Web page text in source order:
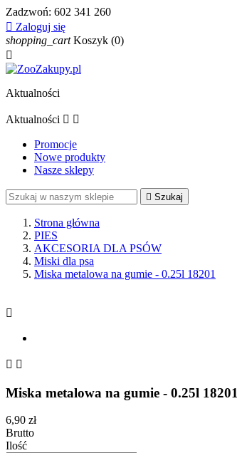
Zadzwoń: 602 341 260
 Zaloguj się
shopping_cart Koszyk (0)

Aktualności
Aktualności  
Promocje
Nowe produkty
Nasze sklepy
 Szukaj
Strona główna
PIES
AKCESORIA DLA PSÓW
Miski dla psa
Miska metalowa na gumie - 0.25l 18201

 
Miska metalowa na gumie - 0.25l 18201
6,90 zł
Brutto
Ilość